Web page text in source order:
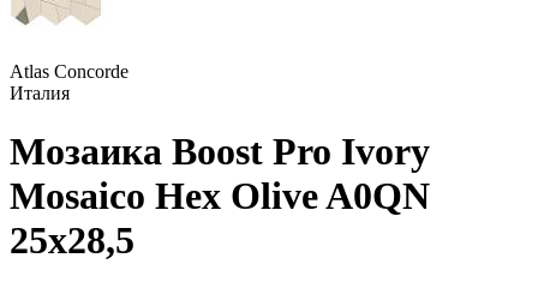
Atlas Concorde
Италия
Мозаика Boost Pro Ivory
Mosaico Hex Olive A0QN
25x28,5